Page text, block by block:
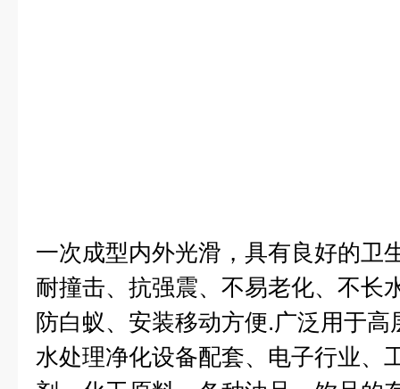
一次成型内外光滑，具有良好的卫
耐撞击、抗强震、不易老化、不长
防白蚁、安装移动方便.广泛用于
水处理净化设备配套、电子行业、